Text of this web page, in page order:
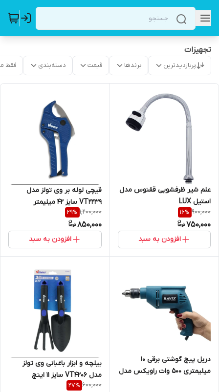
تجهیزات
پربازدیدترین برندها قیمت دسته‌بندی فقط
علم شیر ظرفشویی ققنوس مدل
استیل LUX
900,000
16%
750,000
افزودن به سبد
قیچی لوله بر وی تولز مدل
VT2239 سایز ۴۲ میلیمتر
1,200,000
29%
850,000
افزودن به سبد
دریل پیچ گوشتی برقی 10
میلیمتری 500 وات راویکس مدل
بیلچه و ابزار باغبانی وی تولز
مدل VT4206 سایز 11 اینچ
مجموعه 2 عددی
600,000
27%